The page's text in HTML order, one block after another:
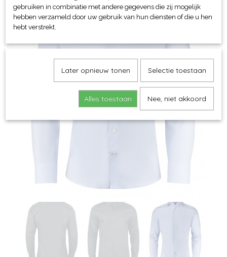
gebruiken in combinatie met andere gegevens die zij mogelijk
hebben verzameld door uw gebruik van hun diensten of die u hen
hebt verstrekt.
Later opnieuw tonen Selectie toestaan
Alles toestaan Nee, niet akkoord